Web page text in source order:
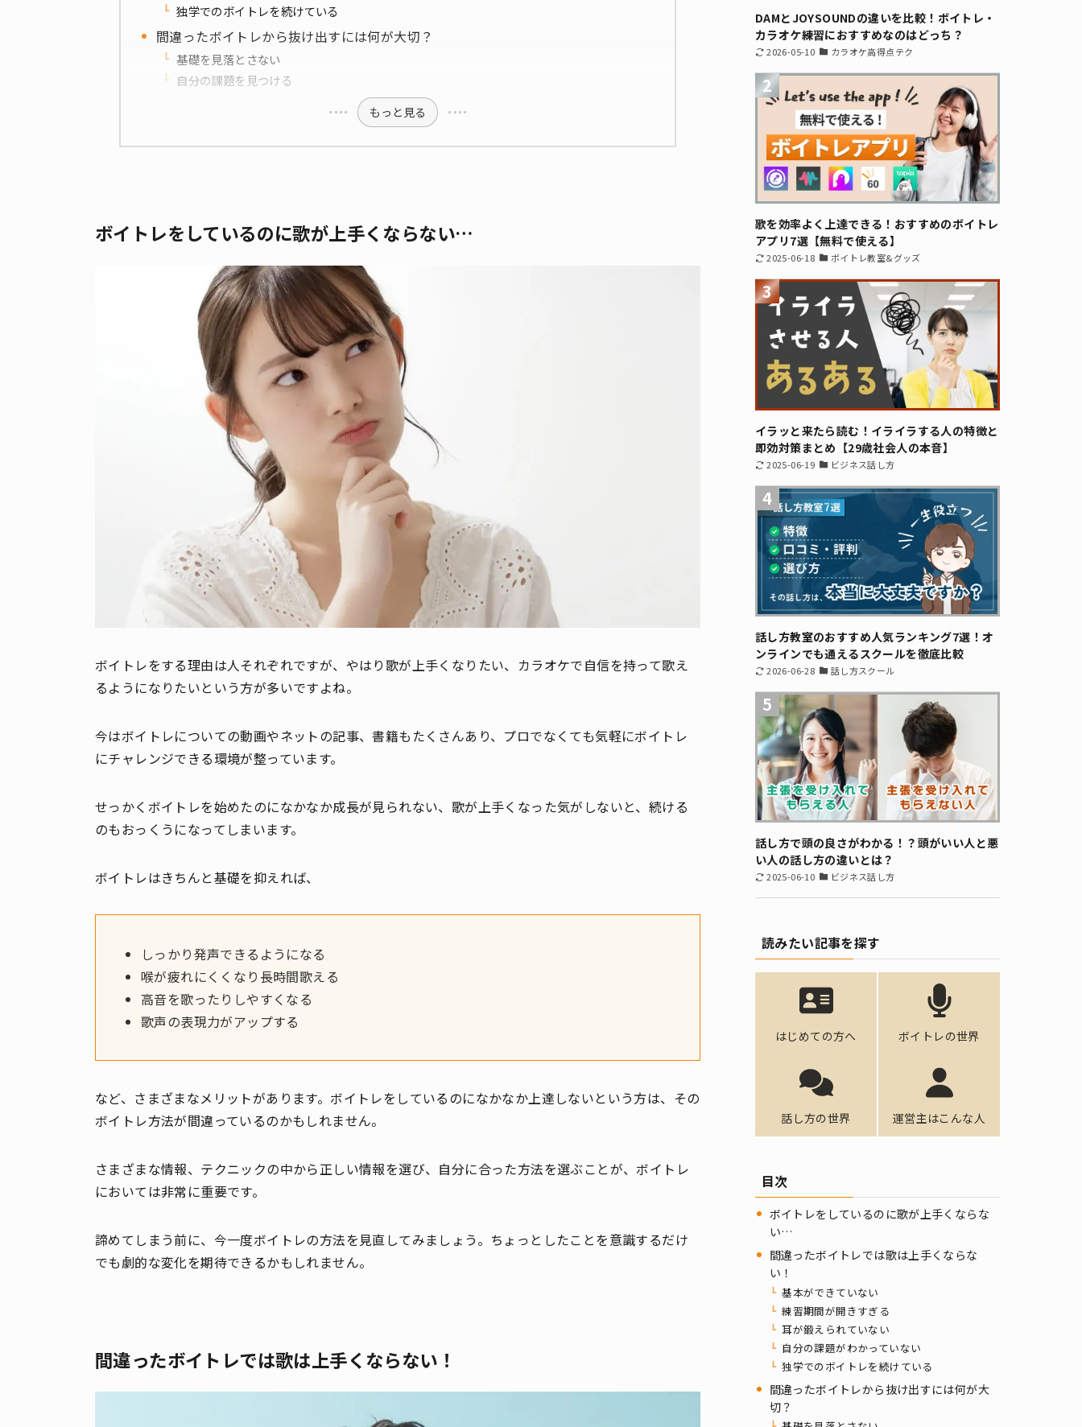
独学でのボイトレを続けている
間違ったボイトレから抜け出すには何が大切？
基礎を見落とさない
自分の課題を見つける
もっと見る
ボイトレをしているのに歌が上手くならない…
ボイトレをする理由は人それぞれですが、やはり歌が上手くなりたい、カラオケで自信を持って歌え
るようになりたいという方が多いですよね。
今はボイトレについての動画やネットの記事、書籍もたくさんあり、プロでなくても気軽にボイトレ
にチャレンジできる環境が整っています。
せっかくボイトレを始めたのになかなか成長が見られない、歌が上手くなった気がしないと、続ける
のもおっくうになってしまいます。
ボイトレはきちんと基礎を抑えれば、
しっかり発声できるようになる
喉が疲れにくくなり長時間歌える
高音を歌ったりしやすくなる
歌声の表現力がアップする
など、さまざまなメリットがあります。ボイトレをしているのになかなか上達しないという方は、その
ボイトレ方法が間違っているのかもしれません。
さまざまな情報、テクニックの中から正しい情報を選び、自分に合った方法を選ぶことが、ボイトレ
においては非常に重要です。
諦めてしまう前に、今一度ボイトレの方法を見直してみましょう。ちょっとしたことを意識するだけ
でも劇的な変化を期待できるかもしれません。
間違ったボイトレでは歌は上手くならない！
DAMとJOYSOUNDの違いを比較！ボイトレ・
カラオケ練習におすすめなのはどっち？
2026-05-10 カラオケ高得点テク
2
歌を効率よく上達できる！おすすめのボイトレ
アプリ7選【無料で使える】
2025-06-18 ボイトレ教室&グッズ
3
イラッと来たら読む！イライラする人の特徴と
即効対策まとめ【29歳社会人の本音】
2025-06-19 ビジネス話し方
4
話し方教室のおすすめ人気ランキング7選！オ
ンラインでも通えるスクールを徹底比較
2026-06-28 話し方スクール
5
話し方で頭の良さがわかる！？頭がいい人と悪
い人の話し方の違いとは？
2025-06-10 ビジネス話し方
読みたい記事を探す
はじめての方へ ボイトレの世界
話し方の世界 運営主はこんな人
目次
ボイトレをしているのに歌が上手くならな
い…
間違ったボイトレでは歌は上手くならな
い！
基本ができていない
練習期間が開きすぎる
耳が鍛えられていない
自分の課題がわかっていない
独学でのボイトレを続けている
間違ったボイトレから抜け出すには何が大
切？